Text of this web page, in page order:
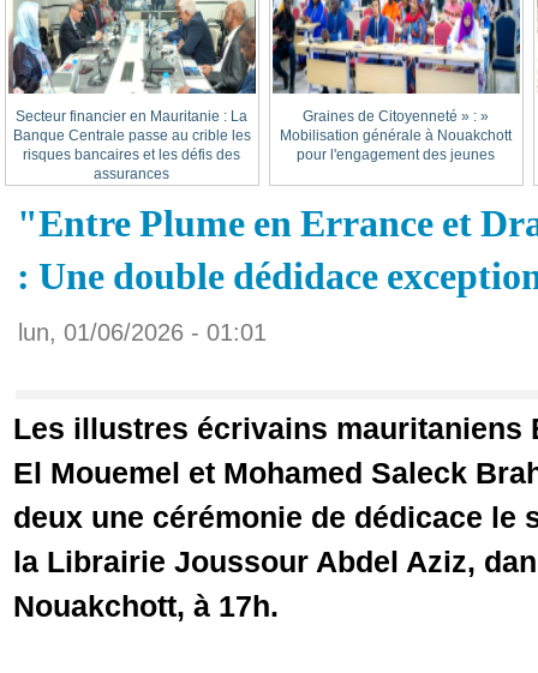
« Graines de Citoyenneté » :
Mobilisation générale à Nouakchott
pour l'engagement des jeunes
Secteur financier en Mauritanie : La
Banque Centrale passe au crible les
risques bancaires et les défis des
assurances
"Entre Plume en Errance et
: Une double dédidace
lun, 01/06/2026 - 01:01
Les illustres écrivains mauritaniens
El Mouemel et Mohamed Saleck
deux une cérémonie de dédicace le
la Librairie Joussour Abdel Aziz,
Nouakchott, à 17h.